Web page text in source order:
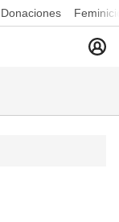
Donaciones